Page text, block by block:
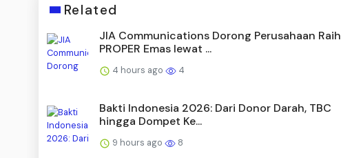
Related
JIA Communications Dorong Perusahaan Raih
PROPER Emas lewat ...
4 hours ago 4
Bakti Indonesia 2026: Dari Donor Darah, TBC
hingga Dompet Ke...
9 hours ago 8